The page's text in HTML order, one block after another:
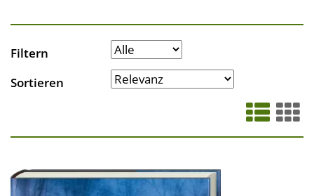
Filtern
Sortieren